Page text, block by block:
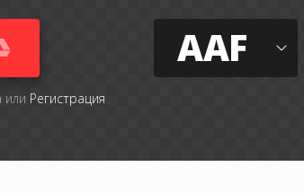
или Регистрация
AAF